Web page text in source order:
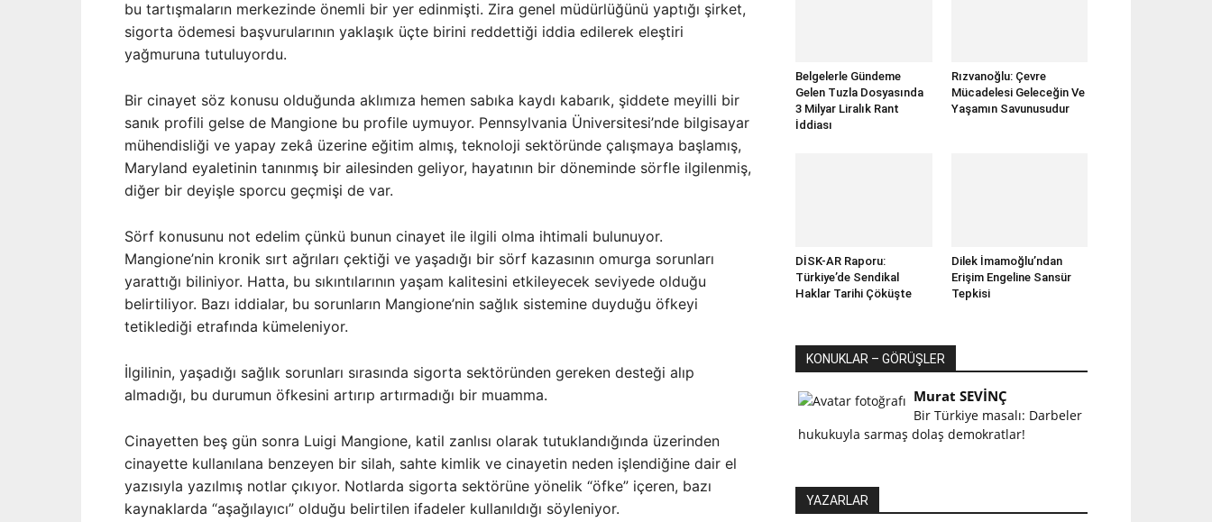
bu tartışmaların merkezinde önemli bir yer edinmişti. Zira genel müdürlüğünü yaptığı şirket,
sigorta ödemesi başvurularının yaklaşık üçte birini reddettiği iddia edilerek eleştiri
yağmuruna tutuluyordu.
Bir cinayet söz konusu olduğunda aklımıza hemen sabıka kaydı kabarık, şiddete meyilli bir
sanık profili gelse de Mangione bu profile uymuyor. Pennsylvania Üniversitesi’nde bilgisayar
mühendisliği ve yapay zekâ üzerine eğitim almış, teknoloji sektöründe çalışmaya başlamış,
Maryland eyaletinin tanınmış bir ailesinden geliyor, hayatının bir döneminde sörfle ilgilenmiş,
diğer bir deyişle sporcu geçmişi de var.
Sörf konusunu not edelim çünkü bunun cinayet ile ilgili olma ihtimali bulunuyor.
Mangione’nin kronik sırt ağrıları çektiği ve yaşadığı bir sörf kazasının omurga sorunları
yarattığı biliniyor. Hatta, bu sıkıntılarının yaşam kalitesini etkileyecek seviyede olduğu
belirtiliyor. Bazı iddialar, bu sorunların Mangione’nin sağlık sistemine duyduğu öfkeyi
tetiklediği etrafında kümeleniyor.
İlgilinin, yaşadığı sağlık sorunları sırasında sigorta sektöründen gereken desteği alıp
almadığı, bu durumun öfkesini artırıp artırmadığı bir muamma.
Cinayetten beş gün sonra Luigi Mangione, katil zanlısı olarak tutuklandığında üzerinden
cinayette kullanılana benzeyen bir silah, sahte kimlik ve cinayetin neden işlendiğine dair el
yazısıyla yazılmış notlar çıkıyor. Notlarda sigorta sektörüne yönelik “öfke” içeren, bazı
kaynaklarda “aşağılayıcı” olduğu belirtilen ifadeler kullanıldığı söyleniyor.
Belgelerle Gündeme
Gelen Tuzla Dosyasında
3 Milyar Liralık Rant
İddiası
Rızvanoğlu: Çevre
Mücadelesi Geleceğin Ve
Yaşamın Savunusudur
DİSK-AR Raporu:
Türkiye’de Sendikal
Haklar Tarihi Çöküşte
Dilek İmamoğlu’ndan
Erişim Engeline Sansür
Tepkisi
KONUKLAR – GÖRÜŞLER
Murat SEVİNÇ
Bir Türkiye masalı: Darbeler
hukukuyla sarmaş dolaş demokratlar!
YAZARLAR